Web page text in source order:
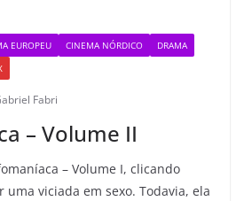
EUROPEU CINEMA NÓRDICO
DRAMA
Fabri
– Volume II
– Volume I, clicando
uma viciada em sexo. Todavia, ela